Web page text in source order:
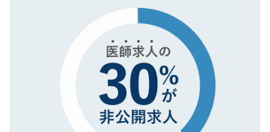
で、機密保持に関してもご安心ください。